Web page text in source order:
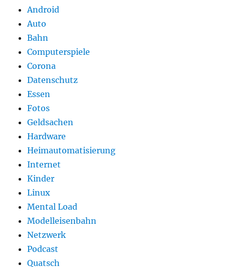
Android
Auto
Bahn
Computerspiele
Corona
Datenschutz
Essen
Fotos
Geldsachen
Hardware
Heimautomatisierung
Internet
Kinder
Linux
Mental Load
Modelleisenbahn
Netzwerk
Podcast
Quatsch